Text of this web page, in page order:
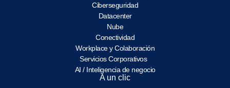
Ciberseguridad
Datacenter
Nube
Conectividad
Workplace y Colaboración
Servicios Corporativos
AI / Inteligencia de negocio
A un clic